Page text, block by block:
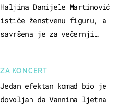
Haljina Danijele Martinović
ističe ženstvenu figuru, a
savršena je za večernji
ZA KONCERT
Jedan efektan komad bio je
dovoljan da Vannina ljetna